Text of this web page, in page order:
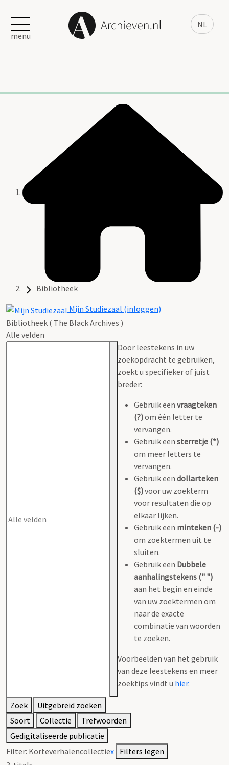
NL
menu
Bibliotheek
Mijn Studiezaal (inloggen)
Bibliotheek ( The Black Archives )
Alle velden
Door leestekens in uw
zoekopdracht te gebruiken,
zoekt u specifieker of juist
breder:
Gebruik een vraagteken
(?)om één letter te
vervangen.
Gebruik een sterretje (*)
om meer letters te
vervangen.
Gebruik een dollarteken
($)voor uw zoekterm
voor resultaten die op
elkaar lijken.
Gebruik een minteken (-)
om zoektermen uit te
sluiten.
Gebruik een Dubbele
aanhalingstekens (" ")
aan het begin en einde
van uw zoektermen om
naar de exacte
combinatie van woorden
te zoeken.
Voorbeelden van het gebruik
van deze leestekens en meer
zoektips vindt u hier.
Zoek
Uitgebreid zoeken
Soort
Collectie
Trefwoorden
Gedigitaliseerde publicatie
Filter: Korteverhalencollectiex Filters legen